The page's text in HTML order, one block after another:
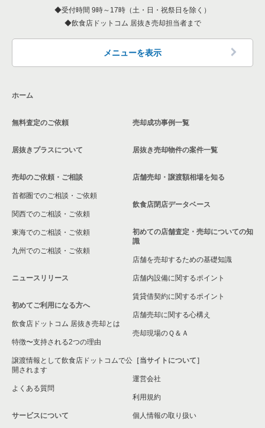
大阪市天王寺区の飲食店の居抜き売却物件の案件一覧
高石市の飲食店の居抜き売却物件の案件一覧
大阪市鶴見区の飲食店の居抜き売却物件の案件一覧
大阪市浪速区の飲食店の居抜き売却物件の案件一覧
八尾市の飲食店の居抜き売却物件の案件一覧
大東市の飲食店の居抜き売却物件の案件一覧
箕面市の飲食店の居抜き売却物件の案件一覧
大阪市淀川区の飲食店の居抜き売却物件の案件一覧
大阪市東成区の飲食店の居抜き売却物件の案件一覧
大阪市城東区の飲食店の居抜き売却物件の案件一覧
大阪市旭区の飲食店の居抜き売却物件の案件一覧
和泉市の飲食店の居抜き売却物件の案件一覧
池田市の飲食店の居抜き売却物件の案件一覧
大阪府の洋食の居抜き売却物件の案件一覧
大阪府のその他の居抜き売却物件の案件一覧
受付時間 9時～17時（土・日・祝祭日を除く）
飲食店ドットコム 居抜き売却担当者まで
メニューを表示
ホーム
無料査定のご依頼
居抜きプラスについて
売却のご依頼・ご相談
首都圏でのご相談・ご依頼
関西でのご相談・ご依頼
東海でのご相談・ご依頼
九州でのご相談・ご依頼
ニュースリリース
初めてご利用になる方へ
飲食店ドットコム 居抜き売却とは
特徴〜支持される2つの理由
譲渡情報として飲食店ドットコムで公
開されます
よくある質問
サービスについて
売却成功事例一覧
居抜き売却物件の案件一覧
店舗売却・譲渡額相場を知る
飲食店閉店データベース
初めての店舗査定・売却についての知
識
店舗を売却するための基礎知識
店舗内設備に関するポイント
賃貸借契約に関するポイント
店舗売却に関する心構え
売却現場のＱ＆Ａ
［当サイトについて］
運営会社
利用規約
個人情報の取り扱い